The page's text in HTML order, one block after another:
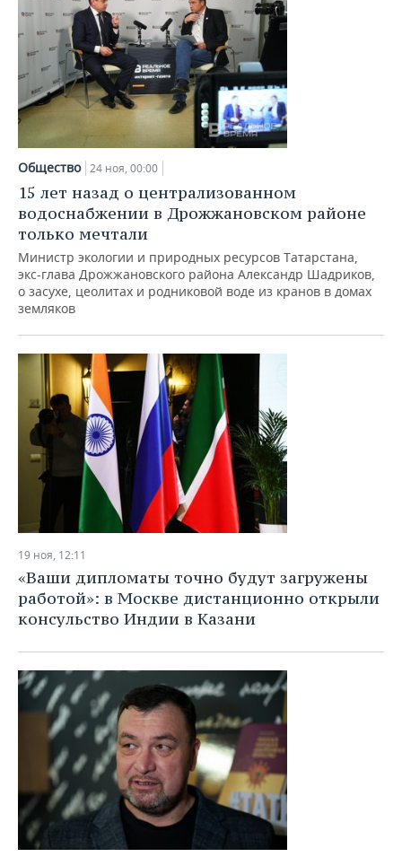
Общество 24 ноя, 00:00
15 лет назад о централизованном
водоснабжении в Дрожжановском районе
только мечтали
Министр экологии и природных ресурсов Татарстана,
экс-глава Дрожжановского района Александр Шадриков,
о засухе, цеолитах и родниковой воде из кранов в домах
земляков
19 ноя, 12:11
«Ваши дипломаты точно будут загружены
работой»: в Москве дистанционно открыли
консульство Индии в Казани